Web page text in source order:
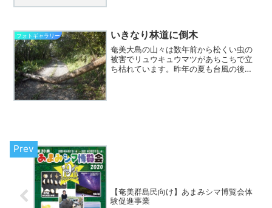
事、金作原原生林への影響...
フォトギャラリー いきなり林道に倒木
奄美大島の山々は数年前から松くい虫の
被害でリュウキュウマツがあちこちで立
ち枯れています。昨年の夏も台風の後、
【奄美群島民向け】あまみシマ博覧会体
験促進事業